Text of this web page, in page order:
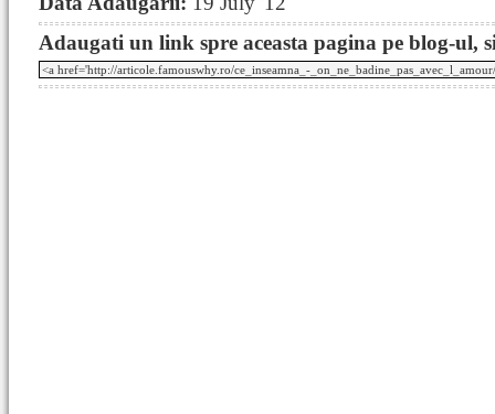
Adaugati un link spre aceasta pagina pe blog-ul,